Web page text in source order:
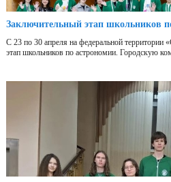
Заключительный этап школьников
С 23 по 30 апреля на федеральной территории
этап школьников по астрономии. Городскую